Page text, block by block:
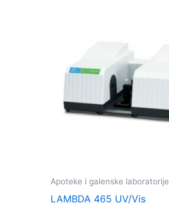
Apoteke i galenske laboratorije
LAMBDA 465 UV/Vis